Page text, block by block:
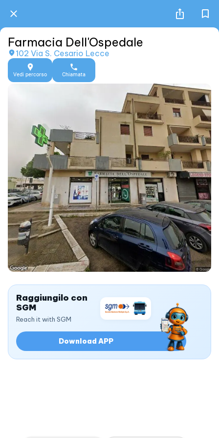
Farmacia Dell'Ospedale
102 Via S. Cesario Lecce
Vedi percorso Chiamata
Raggiungilo con
SGM
Reach it with SGM
Download APP